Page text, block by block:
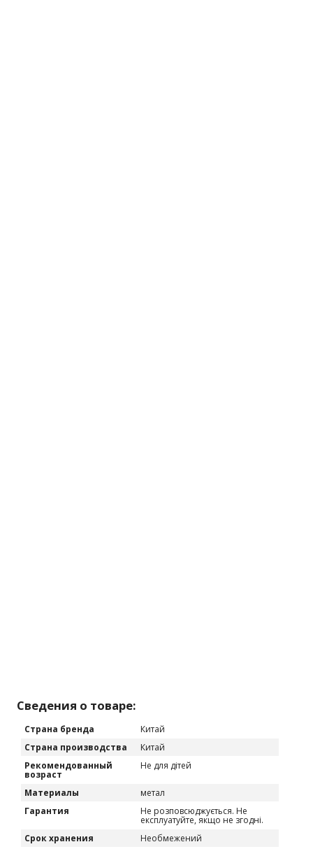
Сведения о товаре:
Страна бренда
Китай
Страна производства
Китай
Рекомендованный
возраст
Не для дітей
Материалы
метал
Гарантия
Не розповсюджується. Не
експлуатуйте, якщо не згодні.
Срок хранения
Необмежений